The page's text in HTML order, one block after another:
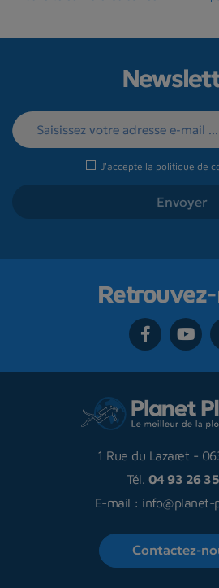
J'accepte la politique de
1 Rue du Lazaret -
Tél. 04 93 26
E-mail : info@planet-
Contactez-